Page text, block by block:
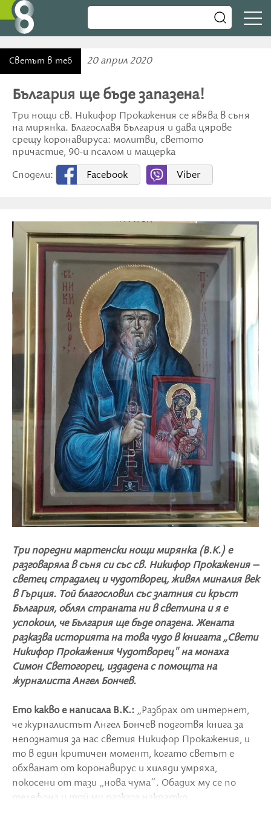
Светът в теб 20 април 2020
България ще бъде запазена!
Три нощи св. Никифор Прокажения се явява в съня
на мирянка. Благославя България и дава цярове
срещу коронавируса: молитви, светото
причастие, 90-и псалом и мащерка
Сподели:
Facebook Viber
Три поредни мартенски нощи мирянка (В.К.) е
разговаряла в съня си със св. Никифор Прокажения –
светец страдалец и чудотворец, живял миналия век
в Гърция. Той благословил със златния си кръст
България, облял страната ни в светлина и я е
успокоил, че България ще бъде опазена. Жената
разказва историята на това чудо в книгата „Свети
Никифор Прокажения Чудотворец" на монаха
Симон Светогорец, издадена с помощта на
журналиста Ангел Бончев.
Ето какво е написала В.К.: „Разбрах от интернет,
че журналистът Ангел Бончев подготвя книга за
непознатия за нас светия Никифор Прокажения, и
то в един критичен момент, когато светът е
обхванат от коронавирус и хиляди умряха,
покосени от тази „нова чума“. Обадих му се по
телефона и той ми разказа накратко